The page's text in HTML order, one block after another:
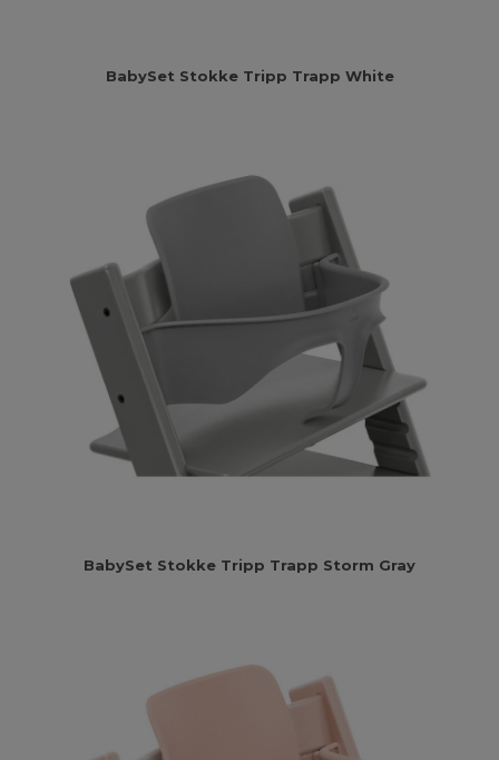
BabySet Stokke Tripp Trapp White
BabySet Stokke Tripp Trapp Storm Gray